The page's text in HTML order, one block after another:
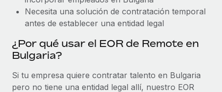
Gestionar las nóminas internamente es complicado. Tardas
semanas en hacerlo manualmente y, al mes...
Más información
Necesita una solución de contratación temporal
antes de establecer una entidad legal
¿Por qué usar el EOR de Remote en
Bulgaria?
Si tu empresa quiere contratar talento en Bulgaria
pero no tiene una entidad legal allí, nuestro EOR